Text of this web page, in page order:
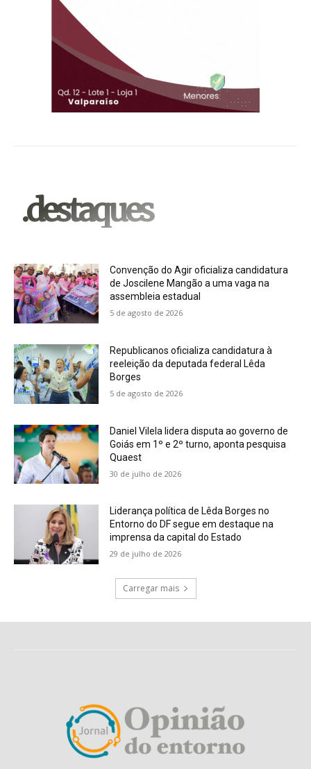
.destaques
Convenção do Agir oficializa candidatura
de Joscilene Mangão a uma vaga na
assembleia estadual
5 de agosto de 2026
Republicanos oficializa candidatura à
reeleição da deputada federal Lêda
Borges
5 de agosto de 2026
Daniel Vilela lidera disputa ao governo de
Goiás em 1º e 2º turno, aponta pesquisa
Quaest
30 de julho de 2026
Liderança política de Lêda Borges no
Entorno do DF segue em destaque na
imprensa da capital do Estado
29 de julho de 2026
Carregar mais